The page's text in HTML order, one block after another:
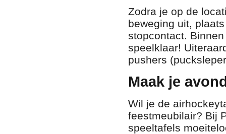
Zodra je op de
beweging uit,
stopcontact.
speelklaar!
pushers
Maak je
Wil je de
feestmeubilair? Bij
speeltafels